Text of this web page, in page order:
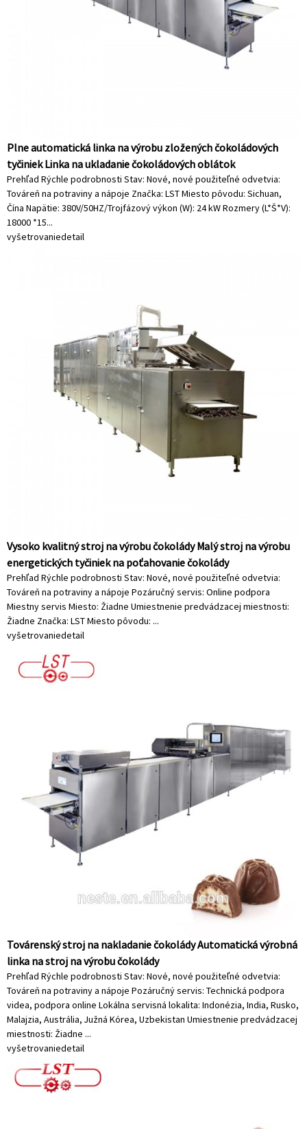
Plne automatická linka na výrobu zložených čokoládových
tyčiniek Linka na ukladanie čokoládových oblátok
Prehľad Rýchle podrobnosti Stav: Nové, nové použiteľné odvetvia:
Továreň na potraviny a nápoje Značka: LST Miesto pôvodu: Sichuan,
Čína Napätie: 380V/50HZ/Trojfázový výkon (W): 24 kW Rozmery (L*Š*V):
18000 *15...
vyšetrovaniedetail
Vysoko kvalitný stroj na výrobu čokolády Malý stroj na výrobu
energetických tyčiniek na poťahovanie čokolády
Prehľad Rýchle podrobnosti Stav: Nové, nové použiteľné odvetvia:
Továreň na potraviny a nápoje Pozáručný servis: Online podpora
Miestny servis Miesto: Žiadne Umiestnenie predvádzacej miestnosti:
Žiadne Značka: LST Miesto pôvodu: ...
vyšetrovaniedetail
Továrenský stroj na nakladanie čokolády Automatická výrobná
linka na stroj na výrobu čokolády
Prehľad Rýchle podrobnosti Stav: Nové, nové použiteľné odvetvia:
Továreň na potraviny a nápoje Pozáručný servis: Technická podpora
videa, podpora online Lokálna servisná lokalita: Indonézia, India, Rusko,
Malajzia, Austrália, Južná Kórea, Uzbekistan Umiestnenie predvádzacej
miestnosti: Žiadne ...
vyšetrovaniedetail